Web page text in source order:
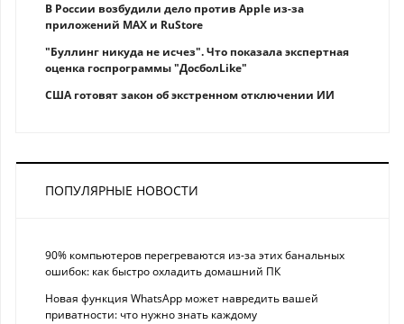
В России возбудили дело против Apple из-за
приложений MAX и RuStore
"Буллинг никуда не исчез". Что показала экспертная
оценка госпрограммы "ДосболLike"
США готовят закон об экстренном отключении ИИ
ПОПУЛЯРНЫЕ НОВОСТИ
90% компьютеров перегреваются из-за этих банальных
ошибок: как быстро охладить домашний ПК
Новая функция WhatsApp может навредить вашей
приватности: что нужно знать каждому